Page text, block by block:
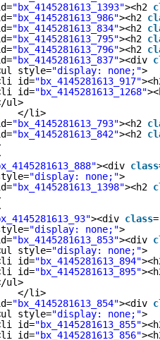
"bx_4145281613_1393"><h2
"bx_4145281613_986"><h2
"bx_4145281613_834"><h2
"bx_4145281613_795"><h2
"bx_4145281613_796"><h2
"bx_4145281613_837"><div
style="display: none;">
id="bx_4145281613_917"
id="bx_4145281613_1268"
ul>
</li>
"bx_4145281613_793"><h2
"bx_4145281613_842"><h2
><div class
"display: none;">
"bx_4145281613_1398"><h2
><div class=
"display: none;">
"bx_4145281613_853"><div
style="display: none;">
id="bx_4145281613_894"
id="bx_4145281613_895"
ul>
</li>
"bx_4145281613_854"><div
style="display: none;">
id="bx_4145281613_855"
id="bx_4145281613_856"